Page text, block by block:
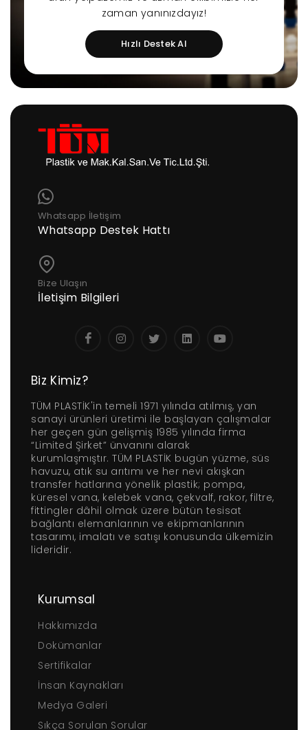
zaman yanınızdayız!
Hızlı Destek Al
Whatsapp İletişim
Whatsapp Destek Hattı
Bize Ulaşın
İletişim Bilgileri
Biz Kimiz?
TÜM PLASTİK'in temeli 1971 yılında atılmış, yan
sanayi ürünleri üretimi ile başlayan çalışmalar
her geçen gün gelişmiş 1985 yılında firma
“Limited Şirket” ünvanını alarak
kurumlaşmıştır. TÜM PLASTİK bugün yüzme, süs
havuzu, atık su arıtımı ve her nevi akışkan
transfer hatlarına yönelik plastik; pompa,
küresel vana, kelebek vana, çekvalf, rakor, filtre,
fittingler dâhil olmak üzere bütün tesisat
bağlantı elemanlarının ve ekipmanlarının
tasarımı, imalatı ve satışı konusunda ülkemizin
lideridir.
Kurumsal
Hakkımızda
Dokümanlar
Sertifikalar
İnsan Kaynakları
Medya Galeri
Sıkça Sorulan Sorular